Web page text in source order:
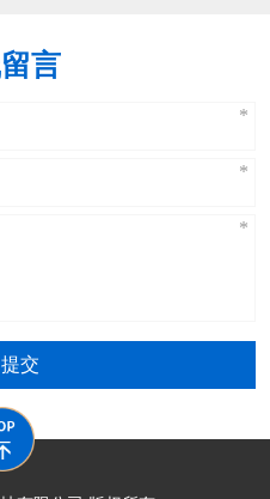
练操作扎线机（启
、停机）。掌握日常
言
交